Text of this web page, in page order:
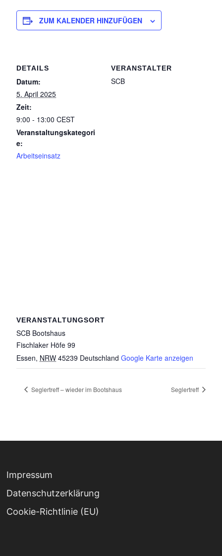
ZUM KALENDER HINZUFÜGEN
DETAILS
Datum:
5. April 2025
Zeit:
9:00 - 13:00CEST
Veranstaltungskategori
e:
Arbeitseinsatz
VERANSTALTER
SCB
VERANSTALTUNGSORT
SCB Bootshaus
Fischlaker Höfe 99
Essen, NRW 45239 Deutschland Google Karte anzeigen
Seglertreff – wieder im Bootshaus Seglertreff
Impressum
Datenschutz­erklärung
Cookie-Richtlinie (EU)